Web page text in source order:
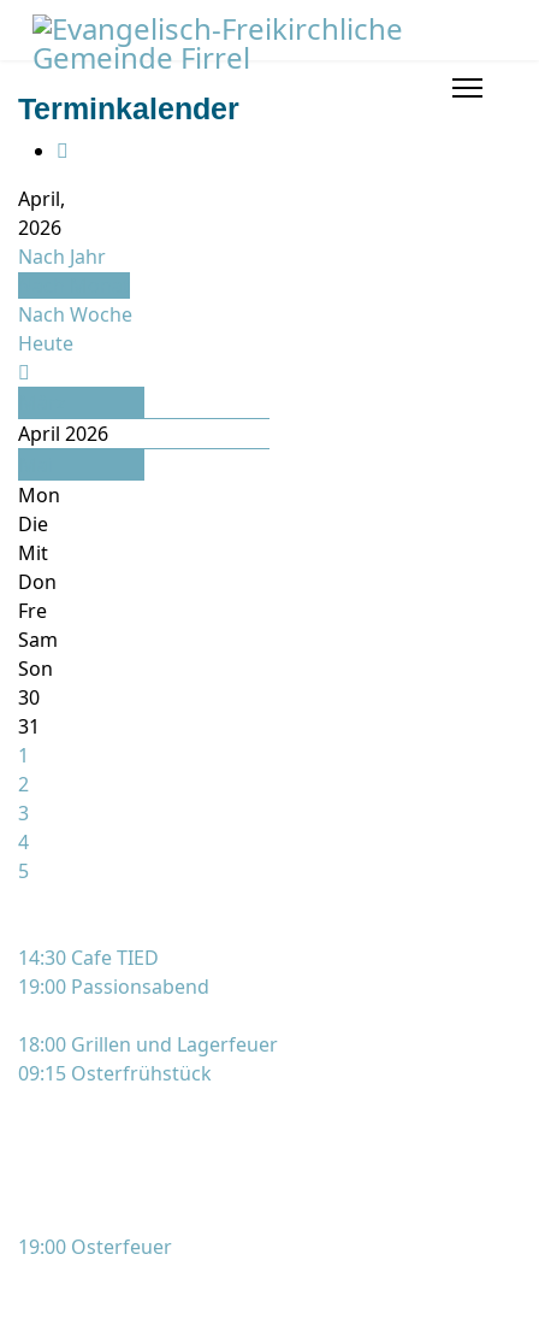
Terminkalender
April,
2026
Nach Jahr
Nach Woche
Heute
April 2026
Mon
Die
Mit
Don
Fre
Sam
Son
30
31
1
2
3
4
5
14:30 Cafe TIED
19:00 Passionsabend
18:00 Grillen und Lagerfeuer
09:15 Osterfrühstück
19:00 Osterfeuer